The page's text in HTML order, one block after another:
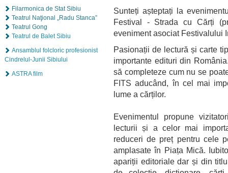
Filarmonica de Stat Sibiu
Teatrul Naţional „Radu Stanca”
Teatrul Gong
Teatrul de Balet Sibiu
Ansamblul folcloric profesionist
Cindrelul-Junii Sibiului
ASTRA film
Sunteți așteptați la
Festival - Strada cu Cărți
eveniment asociat Festivalului
Pasionații de lectură și carte
importante edituri din
să completeze cum nu se
FITS aducând, în cel mai
lume a cărților.
Evenimentul propune
lecturii și a celor mai
reduceri de preț pentru cele
amplasate în Piața Mică.
apariții editoriale dar și din